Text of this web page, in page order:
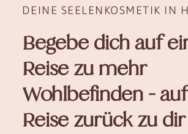
DEINE SEELENKOSMETIK IN
Begebe dich auf
Reise zu mehr
Wohlbefinden -
Reise zurück zu